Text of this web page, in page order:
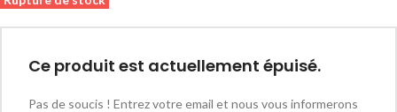
Ce produit est actuellement épuisé.
Pas de soucis ! Entrez votre email et nous vous informerons